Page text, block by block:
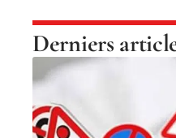
Derniers